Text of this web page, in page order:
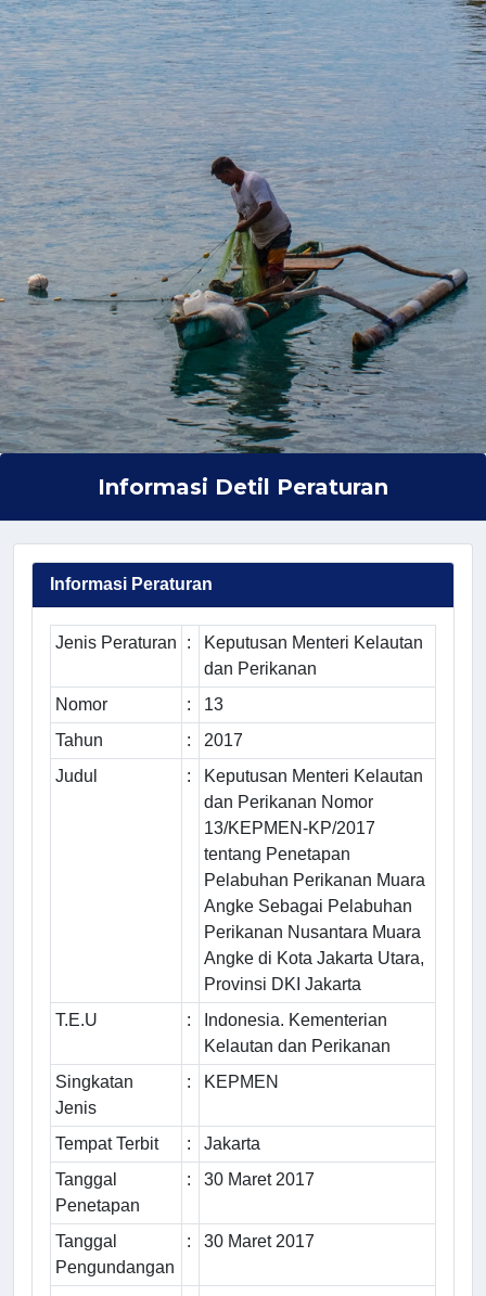
Informasi Detil Peraturan
Informasi Peraturan
Jenis Peraturan :
Keputusan Menteri Kelautan
dan Perikanan
Nomor
:
13
Tahun
:
2017
Judul
:
Keputusan Menteri Kelautan
dan Perikanan Nomor
13/KEPMEN-KP/2017
tentang Penetapan
Pelabuhan Perikanan Muara
Angke Sebagai Pelabuhan
Perikanan Nusantara Muara
Angke di Kota Jakarta Utara,
Provinsi DKI Jakarta
T.E.U
:
Indonesia. Kementerian
Kelautan dan Perikanan
Singkatan
Jenis
: KEPMEN
Tempat Terbit :
Jakarta
Tanggal
Penetapan
: 30 Maret 2017
Tanggal
Pengundangan
: 30 Maret 2017